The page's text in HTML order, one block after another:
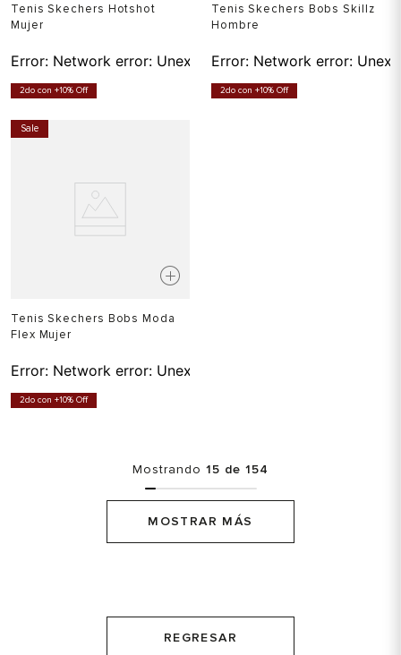
Tenis Skechers Hotshot
Mujer
Error: Network error: Unexpected token T in JSON at
2do con +10% Off
Tenis Skechers Bobs Skillz
Hombre
Error: Network error:
2do con +10% Off
Sale
Tenis Skechers Bobs Moda
Flex Mujer
Error: Network error: Unexpected token T in JSON at
2do con +10% Off
Mostrando 15 de 154
MOSTRAR MÁS
REGRESAR